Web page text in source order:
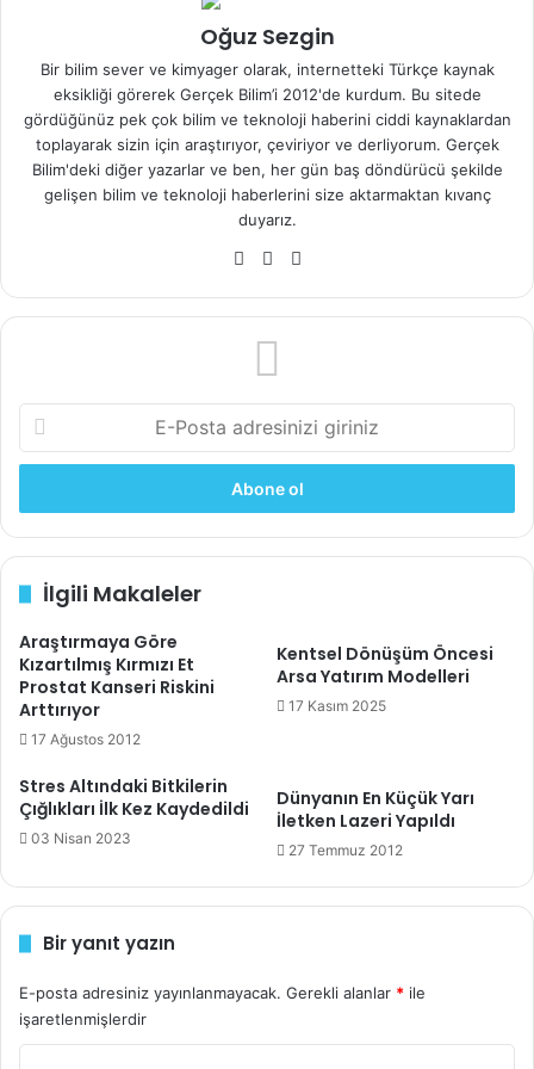
tasarımla sofistike tarzınızı devam ettirebilir, bu
tasarımlarda taşlı aksesuarlar kullanıldığında ise klasik
stilinize dikkat çekebilirsiniz.
Son dönemde trend yakalayan endüstriyel tarzı evinize
taşımak istiyorsanız teknolojik eklentili metal ağırlıklı
modellere de yönelebilirsiniz. Farklı bir bakış açısıyla
istiyorsanız modellerde zıt renk tonları da tercih
edebilirsiniz. Bunun yanında geniş bir mekanınız varsa
Fonksiyonel Tasarımlarla
Zenginleştirilen Abajur
Tasarımları
tamamlayıcıdır ve aynı zamanda bu tasarımlar aydınlatma
ebatlarına göre yüksek ışıklandırma kapasitesine ihtiyaç
duyulabilirsiniz. Salon ya da iş yerlerinde oturma alanının
fazla olması, aydınlatma birimlerini maksimuma
çıkarmanızın da ana nedenlerindendir. Bu anlamda
artırılmış lamba sayısıyla beraber ışığı geçirebilen şeffaf
şapkalı modelleri tercih edebilirsiniz. Diğer bir taraftan
yatak odası gibi alanlarda loş ışığı seçmek, uykuya
şapkalarında koyu renkli ve kalın kumaşlı tasarımlar nokta
Yaşam alanınız minimal ölçülere sahipse ayaklı abajurlar
kurtarıcı parçalarınızdan olabilir. Ayaklı modellerin masa,
dolap, raf gibi mobilya birimleri ile tasarlanması
Oğuz Sezgin
Bir bilim sever ve kimyager olarak, internetteki Türkçe kaynak
eksikliği görerek Gerçek Bilim’i 2012'de kurdum. Bu sitede
gördüğünüz pek çok bilim ve teknoloji haberini ciddi kaynaklardan
toplayarak sizin için araştırıyor, çeviriyor ve derliyorum. Gerçek
Bilim'deki diğer yazarlar ve ben, her gün baş döndürücü şekilde
gelişen bilim ve teknoloji haberlerini size aktarmaktan kıvanç
duyarız.
Web
Facebook
Posta
adresinizi
İlgili Makaleler
Araştırmaya Göre
Kızartılmış Kırmızı Et
Prostat Kanseri Riskini
Arttırıyor
17 Ağustos 2012
Kentsel Dönüşüm Öncesi
Arsa Yatırım Modelleri
17 Kasım 2025
Stres Altındaki Bitkilerin
Çığlıkları İlk Kez Kaydedildi
03 Nisan 2023
Dünyanın En Küçük Yarı
İletken Lazeri Yapıldı
27 Temmuz 2012
Bir yanıt yazın
E-posta adresiniz yayınlanmayacak. Gerekli alanlar * ile
işaretlenmişlerdir